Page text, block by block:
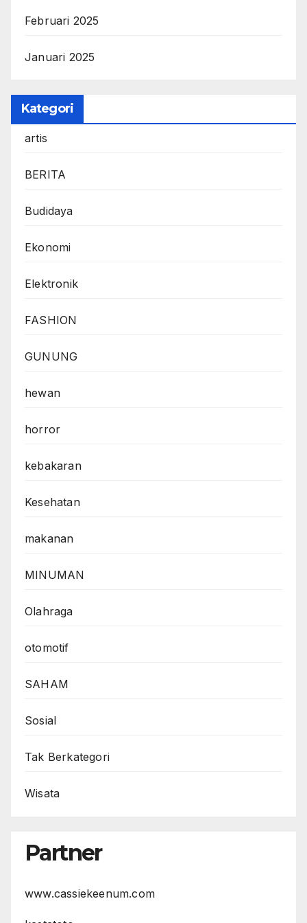
Februari 2025
Januari 2025
Kategori
artis
BERITA
Budidaya
Ekonomi
Elektronik
FASHION
GUNUNG
hewan
horror
kebakaran
Kesehatan
makanan
MINUMAN
Olahraga
otomotif
SAHAM
Sosial
Tak Berkategori
Wisata
Partner
www.cassiekeenum.com